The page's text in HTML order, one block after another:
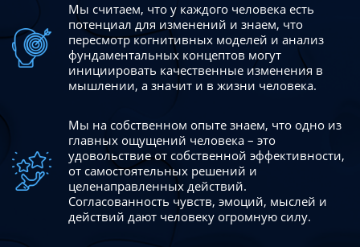
Мы считаем, что у каждого человека есть
потенциал для изменений и знаем, что
пересмотр когнитивных моделей и анализ
фундаментальных концептов могут
инициировать качественные изменения в
мышлении, а значит и в жизни человека.
Мы на собственном опыте знаем, что одно из
главных ощущений человека – это
удовольствие от собственной эффективности,
от самостоятельных решений и
целенаправленных действий.
Согласованность чувств, эмоций, мыслей и
действий дают человеку огромную силу.